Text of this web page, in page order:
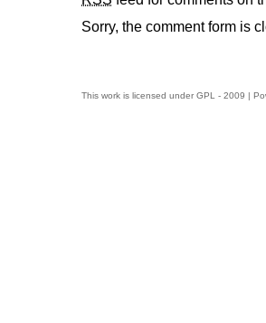
Sorry, the comment form is
This work is licensed under GPL - 2009 |